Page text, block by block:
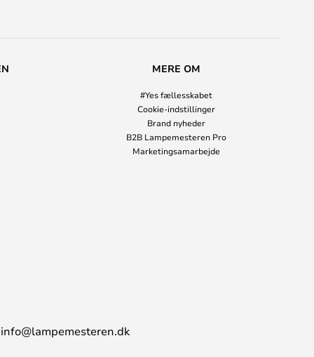
MERE OM
#Yes fællesskabet
Cookie-indstillinger
Brand nyheder
B2B Lampemesteren Pro
Marketingsamarbejde
info@lampemesteren.dk